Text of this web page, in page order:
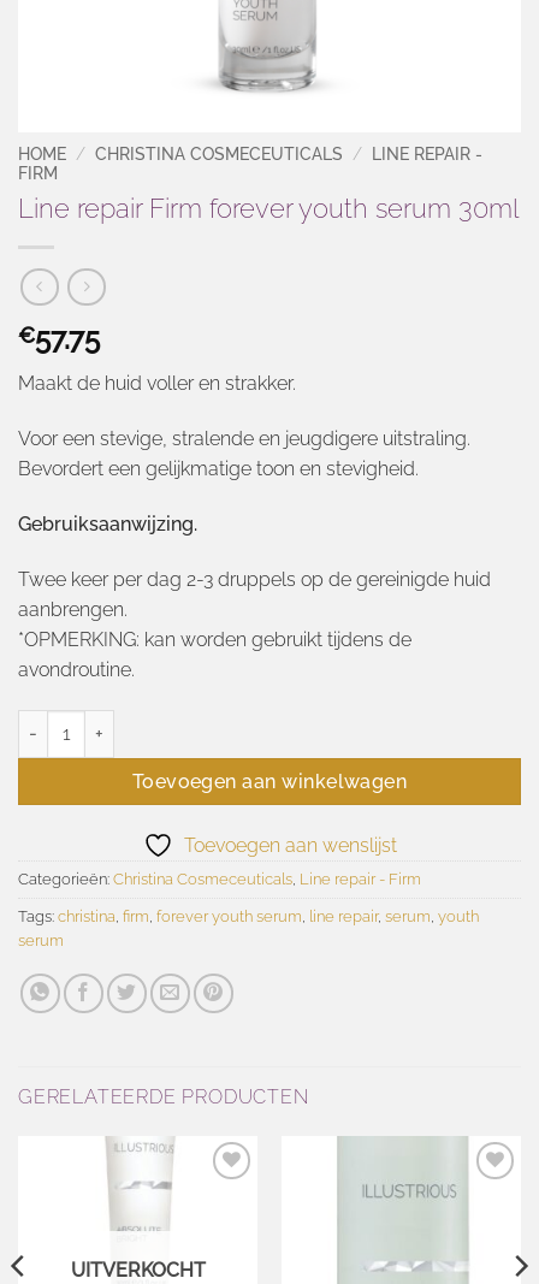
HOME / CHRISTINA COSMECEUTICALS /
LINE REPAIR -
FIRM
Line repair Firm forever youth serum 30ml
€57.75
Maakt de huid voller en strakker.
Voor een stevige, stralende en jeugdigere uitstraling.
Bevordert een gelijkmatige toon en stevigheid.
Gebruiksaanwijzing.
Twee keer per dag 2-3 druppels op de gereinigde huid
aanbrengen.
*OPMERKING: kan worden gebruikt tijdens de
avondroutine.
Toevoegen aan winkelwagen
Toevoegen aan wenslijst
Categorieën: Christina Cosmeceuticals Line repair - Firm
Tags: christina firm forever youth serum line repair, serum youth
serum
GERELATEERDE PRODUCTEN
UITVERKOCHT
Toevoegen